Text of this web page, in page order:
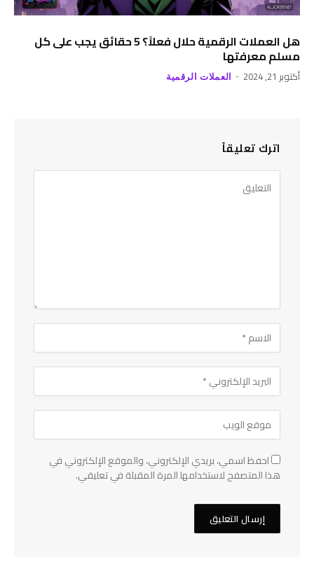
هل العملات الرقمية حلال فعلاً؟ 5 حقائق يجب على كل
مسلم معرفتها
أكتوبر 21, 2024 العملات الرقمية
اترك تعليقاً
احفظ اسمي، بريدي الإلكتروني، والموقع الإلكتروني في
هذا المتصفح لاستخدامها المرة المقبلة في تعليقي.